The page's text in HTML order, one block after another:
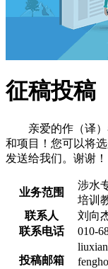
征稿投稿
亲爱的作（译
和项目！您可以将
发送给我们。谢谢！
业务范围
涉水
培训
联系人
刘向
联系电话
010-
投稿邮箱